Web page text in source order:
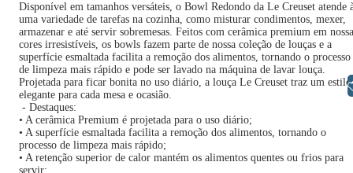
Disponível em tamanhos versáteis, o Bowl Redondo da Le Creuset atende
uma variedade de tarefas na cozinha, como misturar condimentos, mexer,
armazenar e até servir sobremesas. Feitos com cerâmica premium em
cores irresistíveis, os bowls fazem parte de nossa coleção de louças e a
superfície esmaltada facilita a remoção dos alimentos, tornando o processo
de limpeza mais rápido e pode ser lavado na máquina de lavar louça.
Projetada para ficar bonita no uso diário, a louça Le Creuset traz um estilo
elegante para cada mesa e ocasião.
- Destaques:
• A cerâmica Premium é projetada para o uso diário;
• A superfície esmaltada facilita a remoção dos alimentos, tornando o
processo de limpeza mais rápido;
• A retenção superior de calor mantém os alimentos quentes ou frios para
servir;
Libras